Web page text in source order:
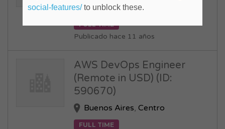
Centro,Córdoba
FULL TIME
Publicado hace 11 años
AWS DevOps Engineer
(Remote in USD) (ID:
590670)
Buenos Aires,Centro
FULL TIME
social-features/to unblock these.